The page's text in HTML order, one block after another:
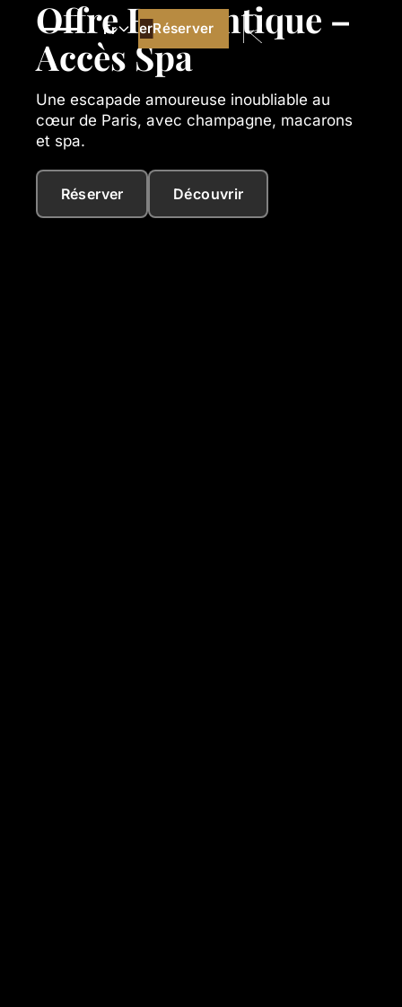
Fr Réserver
Réserver
Offre Romantique –
Accès Spa
Une escapade amoureuse inoubliable au
cœur de Paris, avec champagne, macarons
et spa.
Réserver Découvrir